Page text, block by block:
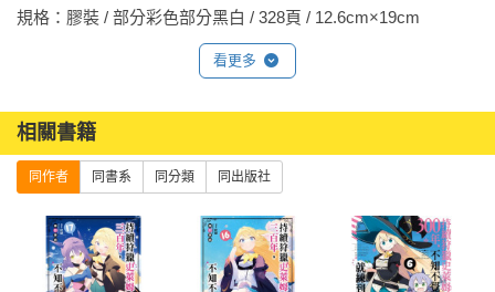
看更多
相關書籍
同作者 同書系 同分類 同出版社